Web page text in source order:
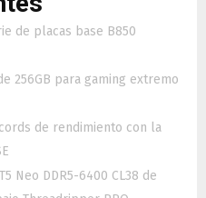
de placas base B850
256GB para gaming extremo
de rendimiento con la
Neo DDR5-6400 CL38 de